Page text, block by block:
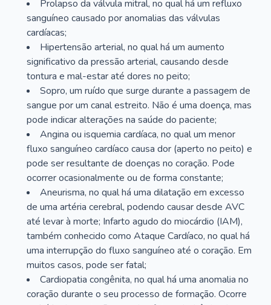
Prolapso da válvula mitral, no qual há um refluxo
sanguíneo causado por anomalias das válvulas
cardíacas;
Hipertensão arterial, no qual há um aumento
significativo da pressão arterial, causando desde
tontura e mal-estar até dores no peito;
Sopro, um ruído que surge durante a passagem de
sangue por um canal estreito. Não é uma doença, mas
pode indicar alterações na saúde do paciente;
Angina ou isquemia cardíaca, no qual um menor
fluxo sanguíneo cardíaco causa dor (aperto no peito) e
pode ser resultante de doenças no coração. Pode
ocorrer ocasionalmente ou de forma constante;
Aneurisma, no qual há uma dilatação em excesso
de uma artéria cerebral, podendo causar desde AVC
até levar à morte; Infarto agudo do miocárdio (IAM),
também conhecido como Ataque Cardíaco, no qual há
uma interrupção do fluxo sanguíneo até o coração. Em
muitos casos, pode ser fatal;
Cardiopatia congênita, no qual há uma anomalia no
coração durante o seu processo de formação. Ocorre